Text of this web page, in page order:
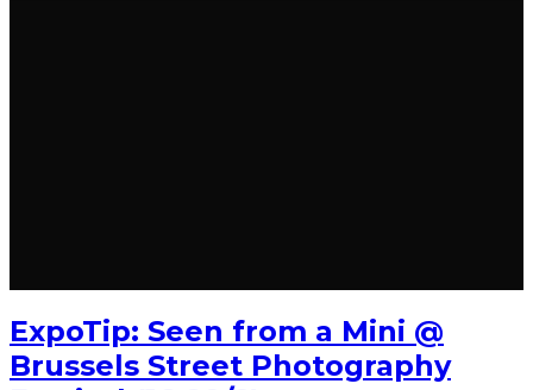
ExpoTip: Seen from a Mini @
Brussels Street Photography